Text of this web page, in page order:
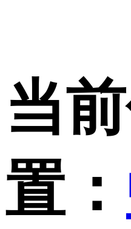
当
置：